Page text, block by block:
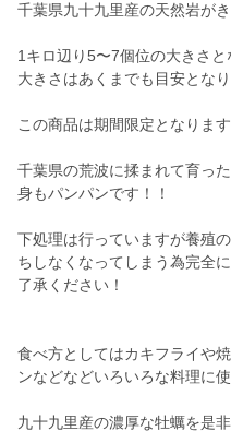
千葉県九十九里産の天然岩がき
1キロ辺り5〜7個位の大きさと
大きさはあくまでも目安となり
この商品は期間限定となります
千葉県の荒波に揉まれて育っ
身もパンパンです！！
下処理は行っていますが養殖
ちしなくなってしまう為完全
了承ください！
食べ方としてはカキフライや
ンなどなどいろいろな料理に
九十九里産の濃厚な牡蠣を是